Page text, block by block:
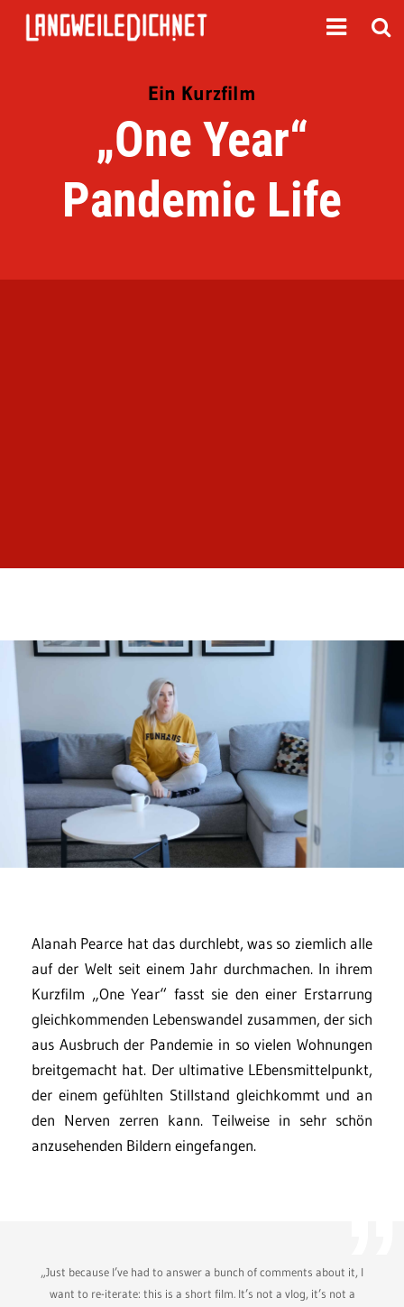
Ein Kurzfilm
„One Year“
Pandemic Life
Alanah Pearce hat das durchlebt, was so ziemlich alle
auf der Welt seit einem Jahr durchmachen. In ihrem
Kurzfilm „One Year“ fasst sie den einer Erstarrung
gleichkommenden Lebenswandel zusammen, der sich
aus Ausbruch der Pandemie in so vielen Wohnungen
breitgemacht hat. Der ultimative LEbensmittelpunkt,
der einem gefühlten Stillstand gleichkommt und an
den Nerven zerren kann. Teilweise in sehr schön
anzusehenden Bildern eingefangen.
„Just because I’ve had to answer a bunch of comments about it, I
want to re-iterate: this is a short film. It’s not a vlog, it’s not a